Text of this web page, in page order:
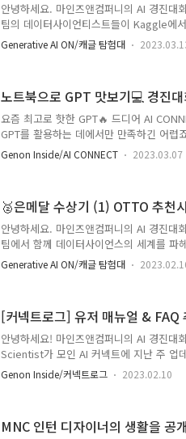
안녕하세요. 마인즈앤컴퍼니의 AI 경진대
팀의 데이터사이언티스트들이 Kaggle
진대회에서 2,587 팀 중 128등이라는 기
을 통해 알려드렸습니다. 이번에는
박기돈 매니저 (AI커넥트사업부)..
Generative AI ON/캐글 탐험대
노트북으로 GPT 맛보기💻 경진
요즘 최고로 핫한 GPT🔥 드디어 AI
GPT를 활용하는 데에서만 만족하긴 어
모델을 직접 뜯어보며 구조와 작동방식을
를 공유할 수 있는 노트북으로 GPT 맛보
류하는 커뮤니케이션형 경진대회입니다.
Genon Inside/AI CONNECT 2023.03.07
🥈은메달 수상기 (1) OTTO 추천
안녕하세요. 마인즈앤컴퍼니의 AI 경진대
팀에서 함께 데이터사이언스의 세계를 파
Kaggle에서 개최된 OTTO - Multi-
이라는 기록을 내며 은메달을 차지했습
(연세대 응용통계학 19) 검수: 마인즈앤
Generative AI ON/캐글 탐험대
[커넥트로그] 유저 매뉴얼 & FAQ
안녕하세요! 마인즈앤컴퍼니의 AI 경진
Scientist가 모인 AI 커넥트에 지난 주 업
에 참여하고, 최상의 컨디션에서 결과를
경진대회가 열릴 때마다 참여자들은 모
회에서 최고의 성적을 내는 데에만 집중할
Genon Inside/커넥트로그 2023.02.10
MNC 인턴 디자이너의 생활을 공